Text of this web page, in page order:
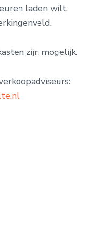
laden wilt,
zijn mogelijk.